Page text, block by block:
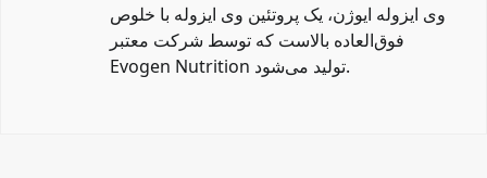
وی ایزوله ایوژن، یک پروتئین وی ایزوله با خلوص
فوق‌العاده بالاست که توسط شرکت معتبر
Evogen Nutrition تولید می‌شود.